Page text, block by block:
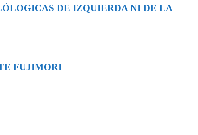
DE IZQUIERDA NI DE LA
FUJIMORI